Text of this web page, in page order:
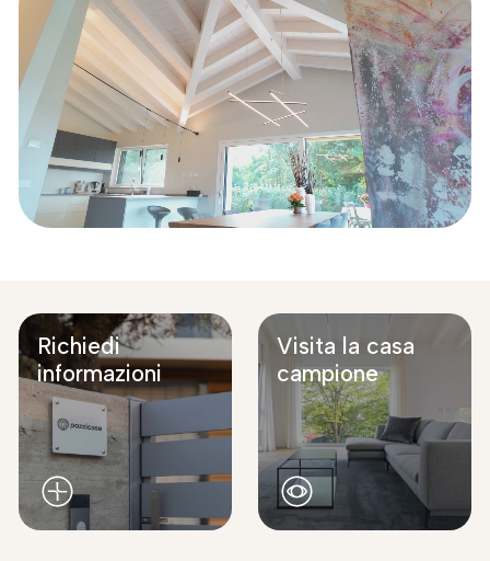
Richiedi
informazioni
Visita la casa
campione